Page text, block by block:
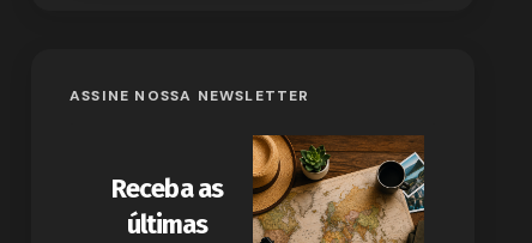
ASSINE NOSSA NEWSLETTER
Receba as
últimas